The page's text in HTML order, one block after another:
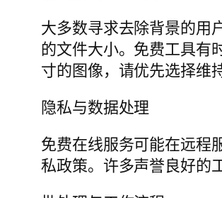
大多数寻求去除背景的用
的文件大小。免费工具有
寸的图像，请优先选择维
隐私与数据处理
免费在线服务可能在远程
私政策。许多声誉良好的